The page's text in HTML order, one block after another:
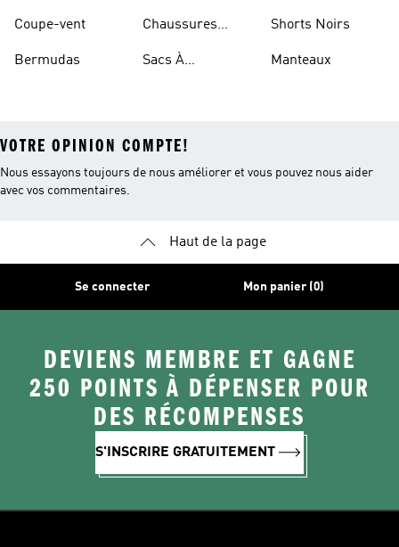
Coupe-vent
Bermudas
Chaussures
Sacs À
Shorts Noirs
Manteaux
VOTRE OPINION COMPTE!
Nous essayons toujours de nous améliorer et vous pouvez nous aider
avec vos commentaires.
Haut de la page
Se connecter Mon panier (0)
DEVIENS MEMBRE ET GAGNE
250 POINTS À DÉPENSER POUR
DES RÉCOMPENSES
S'INSCRIRE GRATUITEMENT